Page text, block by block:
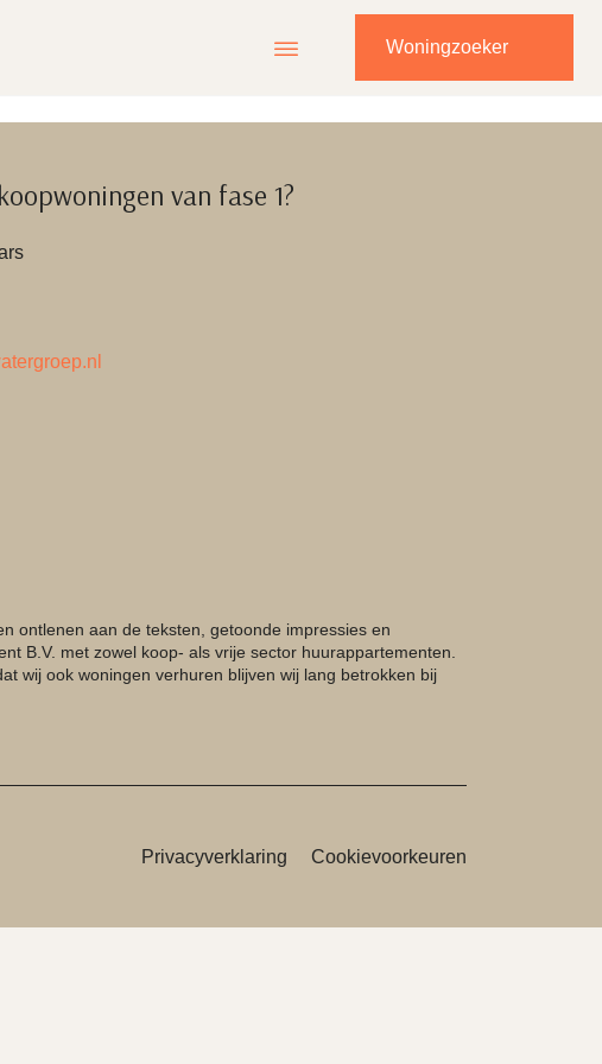
Woningzoeker
van fase 1?
ontlenen aan de teksten, getoonde impressies en
B.V. met zowel koop- als vrije sector huurappartementen.
wij ook woningen verhuren blijven wij lang betrokken bij
Privacyverklaring Cookievoorkeuren